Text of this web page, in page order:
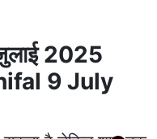
2025
9 July